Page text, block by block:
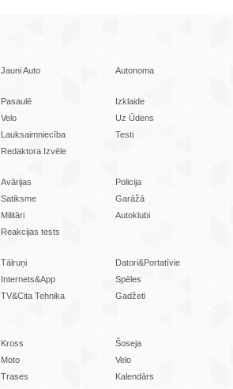
Jauni Auto Autonoma
Pasaulē
Izklaide
Velo
Uz Ūdens
Lauksaimniecība
Testi
Redaktora Izvēle
Avārijas
Policija
Satiksme
Garāžā
Militāri
Autoklubi
Reakcijas tests
Tālruņi
Datori&Portatīvie
Internets&App
Spēles
TV&Cita Tehnika
Gadžeti
Kross
Šoseja
Moto
Velo
Trases Kalendārs